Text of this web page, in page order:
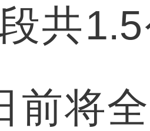
共
前将